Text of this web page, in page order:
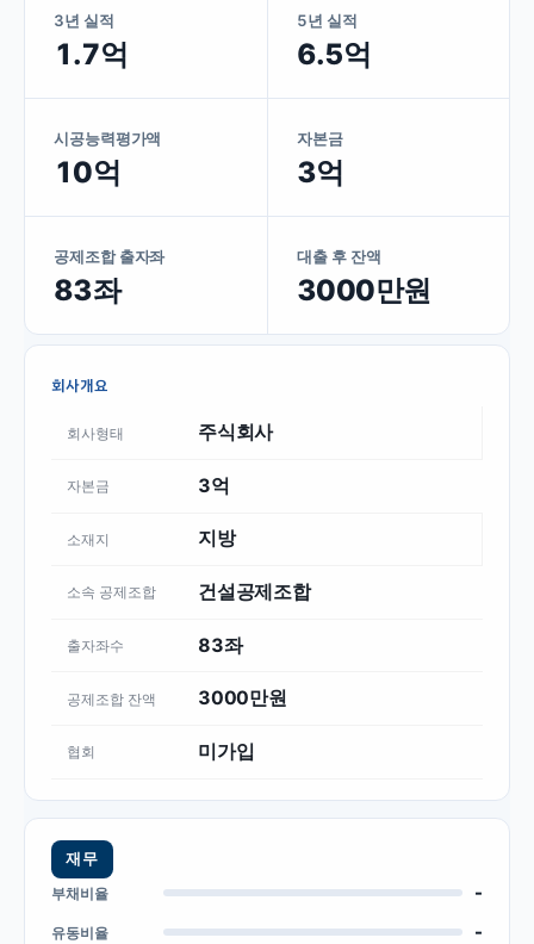
3년 실적
1.7억
5년 실적
6.5억
시공능력평가액
10억
자본금
3억
공제조합 출자좌
83좌
대출 후 잔액
3000만원
회사개요
회사형태 주식회사
자본금 3억
소재지 지방
소속 공제조합 건설공제조합
출자좌수 83좌
공제조합 잔액 3000만원
협회 미가입
재무
부채비율
-
유동비율 -